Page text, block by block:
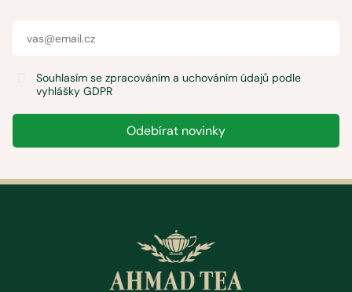
Souhlasím se zpracováním a uchováním údajů podle
vyhlášky GDPR
Odebírat novinky